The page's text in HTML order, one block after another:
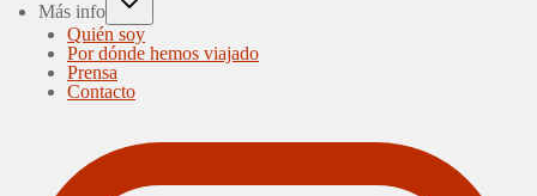
Más info
Quién soy
Por dónde hemos viajado
Prensa
Contacto